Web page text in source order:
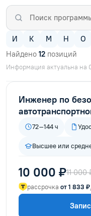
И К М Н О
Найдено 12 позиций
Информация актуальна на
Инженер по
72–144 ч
Высшее или
10 000 ₽11 000
рассрочка от 1 833 ₽